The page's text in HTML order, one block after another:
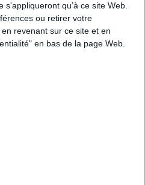
qu’à ce site Web.
ou retirer votre
revenant sur ce site et en
en bas de la page Web.
de l’UNAPL, souligne la
combat pour la
et invite Catherine
avec les territoires et